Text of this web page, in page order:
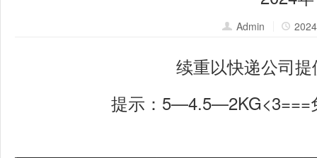
Admin
续重以快递公司
提示： 5—4.5